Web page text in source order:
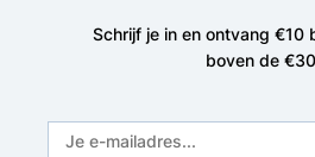
Schrijf je in en ontvang €10
boven de